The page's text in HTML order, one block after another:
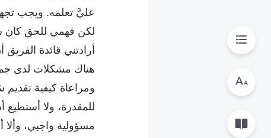
عليَّ تعلمه. ويجب
لكن فهمي للحق كان
أرادتني قائدة
هناك مشكلات لدى
ومراعاة كيفية
للمقدرة، ولا
مسؤولية واجبي،